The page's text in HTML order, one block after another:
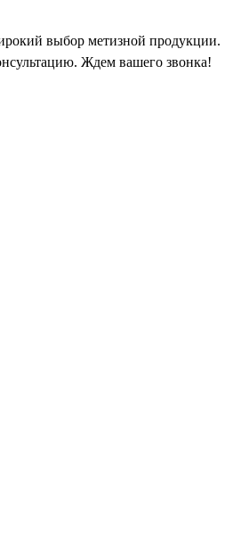
выбор метизной продукции.
Ждем вашего звонка!